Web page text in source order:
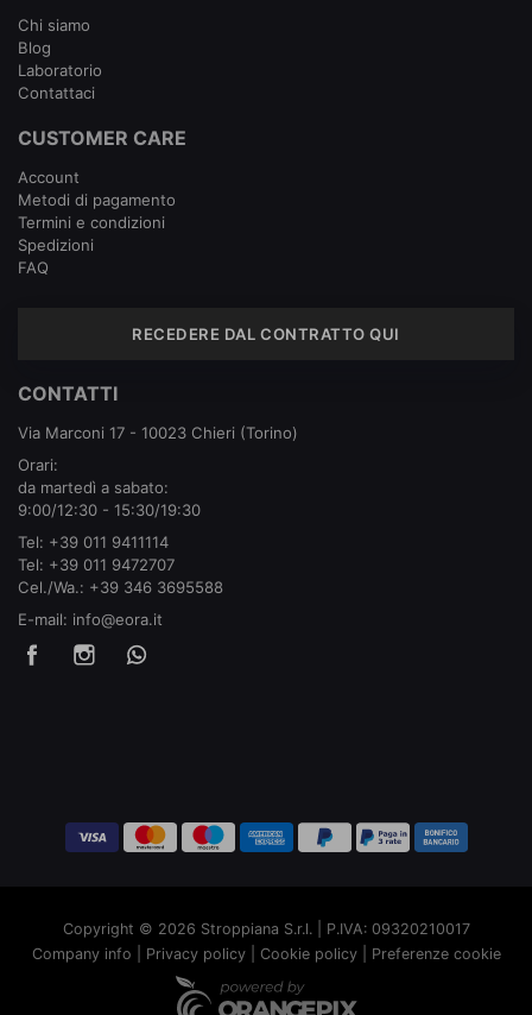
Chi siamo
Blog
Laboratorio
Contattaci
CUSTOMER CARE
Account
Metodi di pagamento
Termini e condizioni
Spedizioni
FAQ
RECEDERE DAL CONTRATTO QUI
CONTATTI
Via Marconi 17 - 10023 Chieri (Torino)
Orari:
da martedì a sabato:
9:00/12:30 - 15:30/19:30
Tel: +39 011 9411114
Tel: +39 011 9472707
Cel./Wa.: +39 346 3695588
E-mail: info@eora.it
Copyright © 2026 Stroppiana S.r.l. | P.IVA: 09320210017
Company info
Privacy policy| Cookie policy| Preferenze cookie